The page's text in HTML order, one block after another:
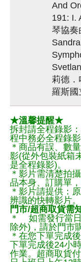
And
191: I.
琴協奏
莉德．
羅斯國
★溫馨提醒★
拆封請全程錄影
程中務必全程錄
＊商品有誤、數
影(從外包裝紙箱
是全程錄影)。
＊影片需清楚拍
品本身、訂購單
＊影片請提供：
辨識的快轉影片。
門市/超商取貨需
＊ 如需發行當
除外)，請於門市
＊在您下單完成
下單完成後24小
作業。超商取貨